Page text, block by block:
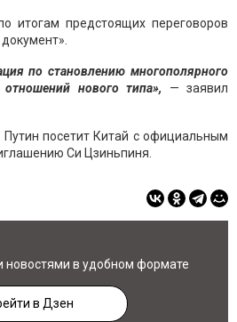
итогам предстоящих переговоров
по становлению многополярного
нового типа», — заявил
посетит Китай с официальным
Си Цзиньпиня.
новостями в удобном формате
в Дзен